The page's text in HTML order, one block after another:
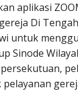
aplikasi
Di
untuk
Sinode